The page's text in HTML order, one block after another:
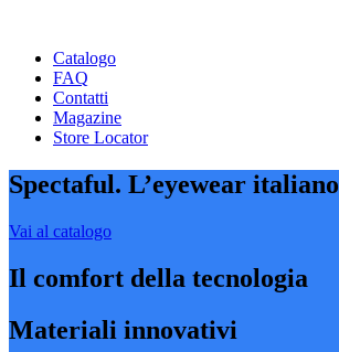
Catalogo
FAQ
Contatti
Magazine
Store Locator
Spectaful. L’eyewear
Vai al catalogo
Il comfort della tecnologia
Materiali innovativi